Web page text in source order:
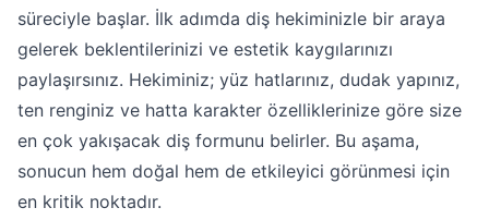
süreciyle başlar. İlk adımda diş hekiminizle bir araya
gelerek beklentilerinizi ve estetik kaygılarınızı
paylaşırsınız. Hekiminiz; yüz hatlarınız, dudak yapınız,
ten renginiz ve hatta karakter özelliklerinize göre size
en çok yakışacak diş formunu belirler. Bu aşama,
sonucun hem doğal hem de etkileyici görünmesi için
en kritik noktadır.